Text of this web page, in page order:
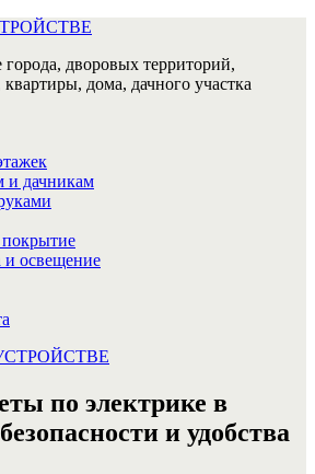
города, дворовых территорий,
дома, дачного участка
и дачникам
и освещение
по электрике в
и удобства